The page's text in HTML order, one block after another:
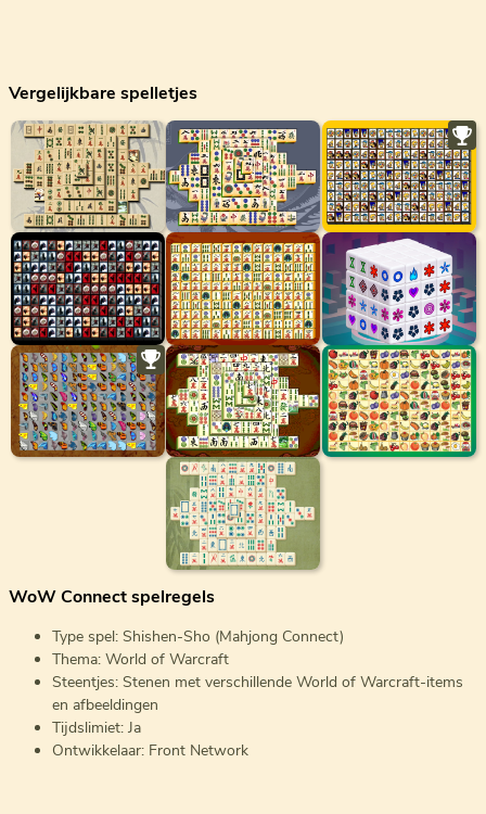
Vergelijkbare spelletjes
WoW Connect spelregels
Type spel: Shishen-Sho (Mahjong Connect)
Thema: World of Warcraft
Steentjes: Stenen met verschillende World of Warcraft-items
en afbeeldingen
Tijdslimiet: Ja
Ontwikkelaar: Front Network